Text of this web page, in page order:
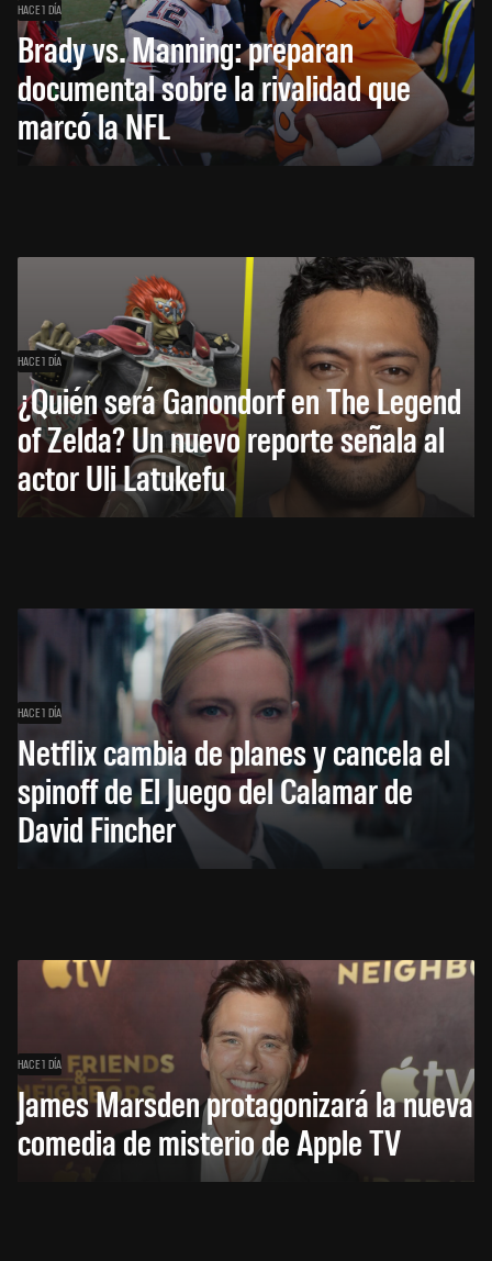
HACE 1 DÍA
Brady vs. Manning: preparan
documental sobre la rivalidad que
marcó la NFL
HACE 1 DÍA
¿Quién será Ganondorf en The Legend
of Zelda? Un nuevo reporte señala al
actor Uli Latukefu
HACE 1 DÍA
Netflix cambia de planes y cancela el
spinoff de El Juego del Calamar de
David Fincher
HACE 1 DÍA
James Marsden protagonizará la nueva
comedia de misterio de Apple TV